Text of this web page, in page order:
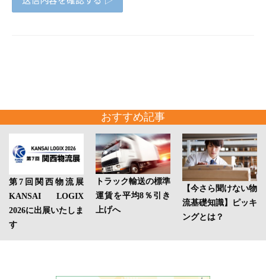
おすすめ記事
第7回関西物流展
KANSAI LOGIX
2026に出展いたしま
す
トラック輸送の標準
運賃を平均8％引き
上げへ
【今さら聞けない物
流基礎知識】ピッキ
ングとは？